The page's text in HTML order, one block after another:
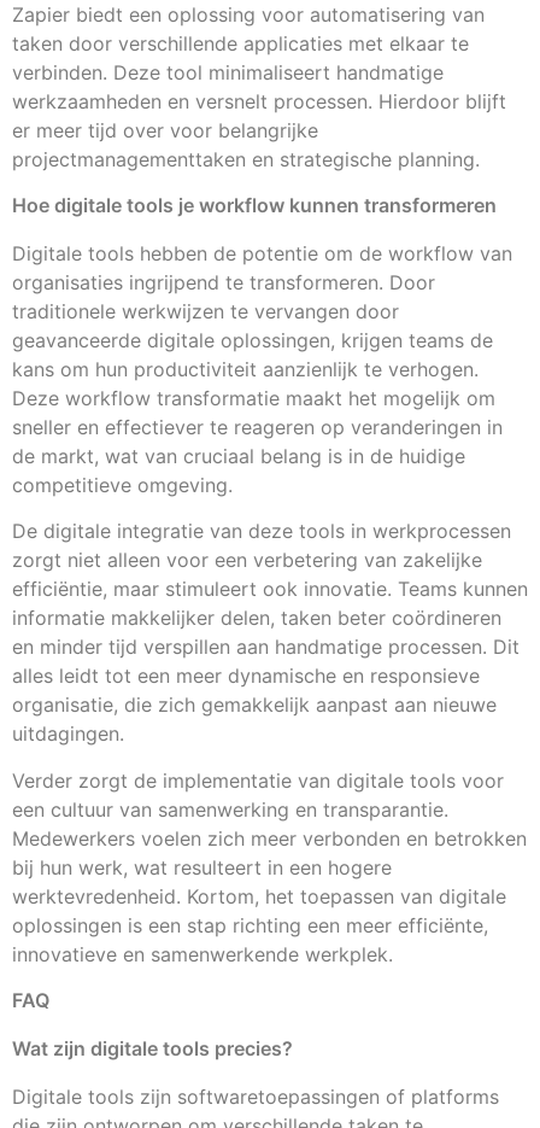
Zapier biedt een oplossing voor automatisering van
taken door verschillende applicaties met elkaar te
verbinden. Deze tool minimaliseert handmatige
werkzaamheden en versnelt processen. Hierdoor blijft
er meer tijd over voor belangrijke
projectmanagementtaken en strategische planning.
Hoe digitale tools je workflow kunnen transformeren
Digitale tools hebben de potentie om de workflow van
organisaties ingrijpend te transformeren. Door
traditionele werkwijzen te vervangen door
geavanceerde digitale oplossingen, krijgen teams de
kans om hun productiviteit aanzienlijk te verhogen.
Deze workflow transformatie maakt het mogelijk om
sneller en effectiever te reageren op veranderingen in
de markt, wat van cruciaal belang is in de huidige
competitieve omgeving.
De digitale integratie van deze tools in werkprocessen
zorgt niet alleen voor een verbetering van zakelijke
efficiëntie, maar stimuleert ook innovatie. Teams kunnen
informatie makkelijker delen, taken beter coördineren
en minder tijd verspillen aan handmatige processen. Dit
alles leidt tot een meer dynamische en responsieve
organisatie, die zich gemakkelijk aanpast aan nieuwe
uitdagingen.
Verder zorgt de implementatie van digitale tools voor
een cultuur van samenwerking en transparantie.
Medewerkers voelen zich meer verbonden en betrokken
bij hun werk, wat resulteert in een hogere
werktevredenheid. Kortom, het toepassen van digitale
oplossingen is een stap richting een meer efficiënte,
innovatieve en samenwerkende werkplek.
FAQ
Wat zijn digitale tools precies?
Digitale tools zijn softwaretoepassingen of platforms